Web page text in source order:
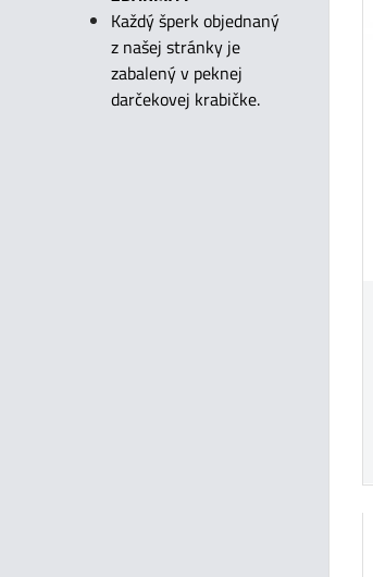
Každý šperk objednaný
z našej stránky je
zabalený v peknej
darčekovej krabičke.